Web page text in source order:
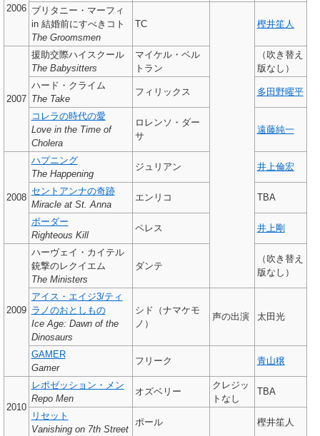
2006 ブリタニー・マーフィ
in 結婚前にすべきコト
The Groomsmen
TC 樫井笙人
2007
援助交際ハイスクール
The Babysitters
マイケル・ベル
トラン
（吹き替え
版なし）
ハード・クライム
The Take
フィリックス 多田野曜平
コレラの時代の愛
Love in the Time of
Cholera
ロレンソ・ダー
サ
遠藤純一
2008
ハプニング
The Happening
ジュリアン 井上倫宏
セントアンナの奇跡
Miracle at St. Anna
エンリコ TBA
ボーダー
Righteous Kill
ペレス 井上剛
2009
ハーヴェイ・カイテル
銃撃のレクイエム
The Ministers
ダンテ
（吹き替え
版なし）
アイス・エイジ3/ティ
ラノのおとしもの
Ice Age: Dawn of the
Dinosaurs
シド（ナマケモ
ノ）
声の出演 太田光
GAMER
Gamer
フリーク 青山穣
2010
レポゼッション・メン
Repo Men
オズベリー
クレジッ
トなし
TBA
リセット
Vanishing on 7th Street
ポール 樫井笙人